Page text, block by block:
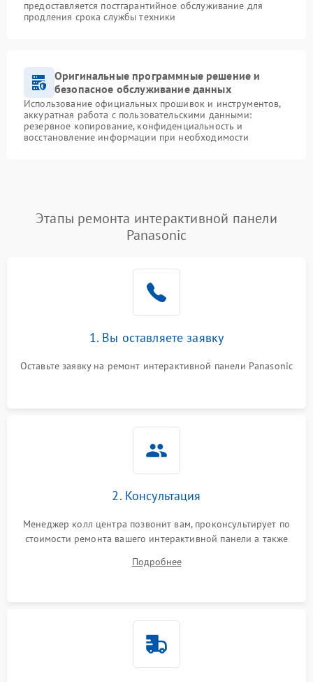
предоставляется постгарантийное обслуживание для
продления срока службы техники
Оригинальные программные решение и
безопасное обслуживание данных
Использование официальных прошивок и инструментов,
аккуратная работа с пользовательскими данными:
резервное копирование, конфиденциальность и
восстановление информации при необходимости
Этапы ремонта интерактивной панели
Panasonic
1. Вы оставляете заявку
Оставьте заявку на ремонт интерактивной панели Panasonic
2. Консультация
Менеджер колл центра позвонит вам, проконсультирует по
стоимости ремонта вашего интерактивной панели а также
Подробнее